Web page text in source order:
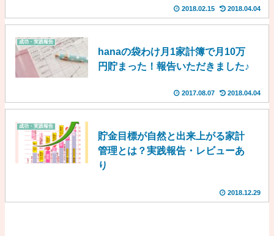
2018.02.15 2018.04.04
成功・実践報告
hanaの袋わけ月1家計簿で月10万
円貯まった！報告いただきました♪
2017.08.07 2018.04.04
成功・実践報告
貯金目標が自然と出来上がる家計
管理とは？実践報告・レビューあ
り
2018.12.29